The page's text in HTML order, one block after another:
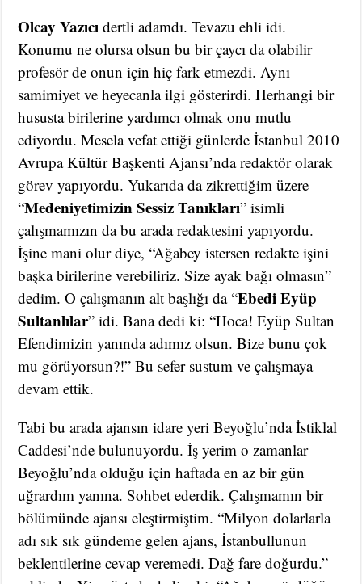
Olcay Yazıcı dertli adamdı. Tevazu ehli idi.
Konumu ne olursa olsun bu bir çaycı da olabilir
profesör de onun için hiç fark etmezdi. Aynı
samimiyet ve heyecanla ilgi gösterirdi. Herhangi bir
hususta birilerine yardımcı olmak onu mutlu
ediyordu. Mesela vefat ettiği günlerde İstanbul 2010
Avrupa Kültür Başkenti Ajansı’nda redaktör olarak
görev yapıyordu. Yukarıda da zikrettiğim üzere
“Medeniyetimizin Sessiz Tanıkları” isimli
çalışmamızın da bu arada redaktesini yapıyordu.
İşine mani olur diye, “Ağabey istersen redakte işini
başka birilerine verebiliriz. Size ayak bağı olmasın”
dedim. O çalışmanın alt başlığı da “Ebedi Eyüp
Sultanlılar” idi. Bana dedi ki: “Hoca! Eyüp Sultan
Efendimizin yanında adımız olsun. Bize bunu çok
mu görüyorsun?!” Bu sefer sustum ve çalışmaya
devam ettik.
Tabi bu arada ajansın idare yeri Beyoğlu’nda İstiklal
Caddesi’nde bulunuyordu. İş yerim o zamanlar
Beyoğlu’nda olduğu için haftada en az bir gün
uğrardım yanına. Sohbet ederdik. Çalışmamın bir
bölümünde ajansı eleştirmiştim. “Milyon dolarlarla
adı sık sık gündeme gelen ajans, İstanbullunun
beklentilerine cevap veremedi. Dağ fare doğurdu.”